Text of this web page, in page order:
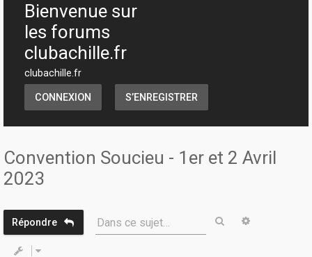
Bienvenue sur
les forums
clubachille.fr
clubachille.fr
CONNEXION S’ENREGISTRER
Convention Soucieu - 1er et 2 Avril
2023
Répondre Dans ce sujet… Rechercher